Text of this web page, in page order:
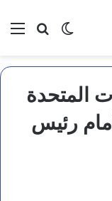
بحثالوضع
المتحدة
رئيس